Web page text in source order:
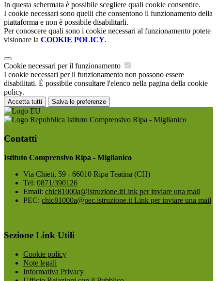
In questa schermata è possibile scegliere quali cookie consentire.
I cookie necessari sono quelli che consentono il funzionamento della
piattaforma e non è possibile disabilitarli.
Per conoscere quali sono i cookie necessari al funzionamento potete
visionare la COOKIE POLICY.
Cookie necessari per il funzionamento
I cookie necessari per il funzionamento non possono essere
disabilitati. È possibile consultare l'elenco nella pagina della cookie
policy.
Accetta tutti Salva le preferenze
Istituto Comprensivo Ripa - Miglianico
Contatti
Istituto Comprensivo Ripa - Miglianico
Via Chieti, 59 - 66010 Ripa Teatina (CH)
Tel: 0871/390126
Email: chic81000a@istruzione.itLink per inviare una mail
PEC: chic81000a@pec.istruzione.it Link per inviare una mail
Sezione Link Utili
Cookie policy
Note legali
Informativa Privacy